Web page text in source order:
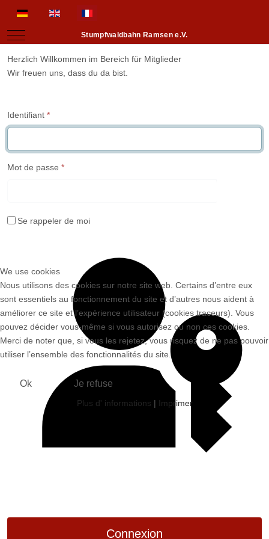
Sélectionnez votre langue
Mobile Menu ToggleStumpfwaldbahn Ramsen e.V.
Herzlich Willkommen im Bereich für Mitglieder
Wir freuen uns, dass du da bist.
Identifiant *
Mot de passe *
Se rappeler de moi
Connexion
We use cookies
Nous utilisons des cookies sur notre site web. Certains d’entre eux
sont essentiels au fonctionnement du site et d’autres nous aident à
améliorer ce site et l’expérience utilisateur (cookies traceurs). Vous
pouvez décider vous-même si vous autorisez ou non ces cookies.
Merci de noter que, si vous les rejetez, vous risquez de ne pas pouvoir
utiliser l’ensemble des fonctionnalités du site.
Ok Je refuse
Plus d' informations | Imprimer